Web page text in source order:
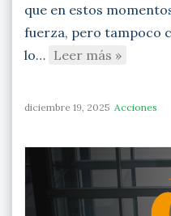
que en estos
fuerza, pero tampoco
lo… Leer más »
diciembre 19, 2025 Acciones